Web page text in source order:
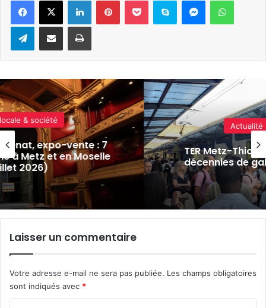
TelegramPartager par e-mail Imprimer
: 7
Actualité locale & société
TER Metz-Thionville-Luxembourg
décennies de galère, et enfin
Laisser un commentaire
Votre adresse e-mail ne sera pas publiée. Les champs obligatoires
sont indiqués avec *